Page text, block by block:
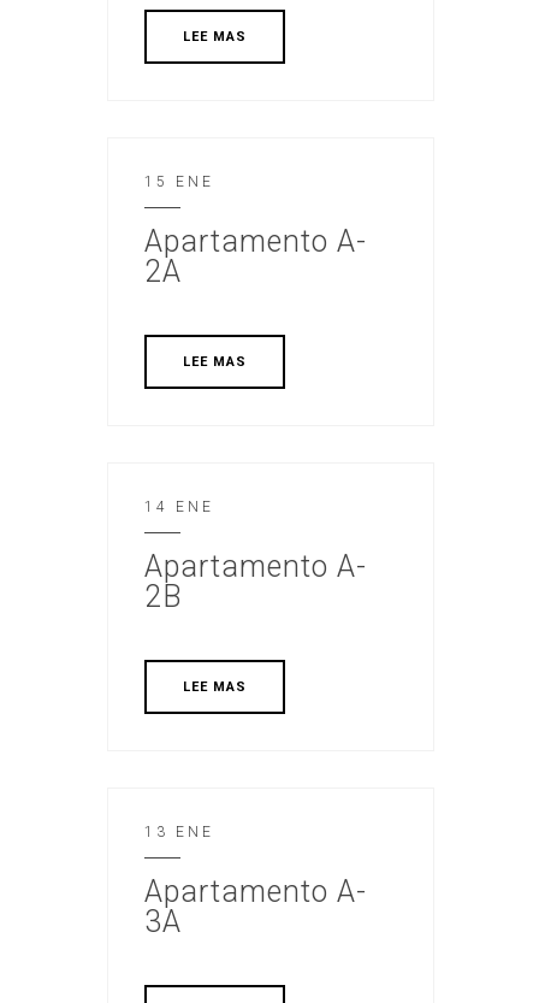
LEE MAS
15 ENE
Apartamento A-
2A
LEE MAS
14 ENE
Apartamento A-
2B
LEE MAS
13 ENE
Apartamento A-
3A